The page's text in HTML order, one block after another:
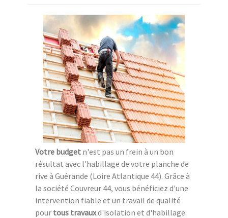
Votre budget n'est pas un frein à un bon
résultat avec l'habillage de votre planche de
rive à Guérande (Loire Atlantique 44). Grâce à
la société Couvreur 44, vous bénéficiez d'une
intervention fiable et un travail de qualité
pour tous travauxd'isolation et d'habillage.